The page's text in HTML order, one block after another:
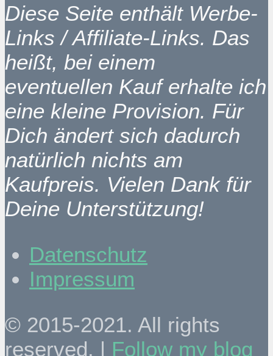
Diese Seite enthält Werbe-
Links / Affiliate-Links. Das
heißt, bei einem
eventuellen Kauf erhalte ich
eine kleine Provision. Für
Dich ändert sich dadurch
natürlich nichts am
Kaufpreis. Vielen Dank für
Deine Unterstützung!
Datenschutz
Impressum
© 2015-2021. All rights
reserved. | Follow my blog